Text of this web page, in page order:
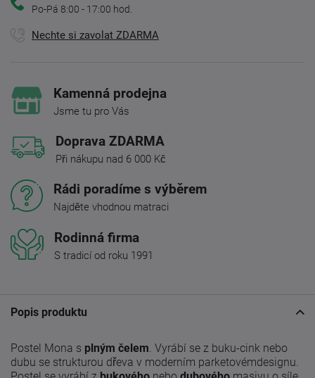
Po-Pá 8:00 - 17:00 hod.
Nechte si zavolat ZDARMA
Kamenná prodejna
Jsme tu pro Vás
Doprava ZDARMA
Při nákupu nad 6 000 Kč
Rádi poradíme s výběrem
Najděte vhodnou matraci
Rodinná firma
S tradicí od roku 1991
Popis produktu
Postel Mona s plným čelem. Vyrábí se z buku-cink nebo
dubu se strukturou dřeva v moderním parketovémdesignu.